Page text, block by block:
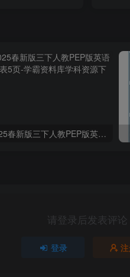
2025春新版三下人教PEP版英语背记表5页
请登录后发表评论
登录